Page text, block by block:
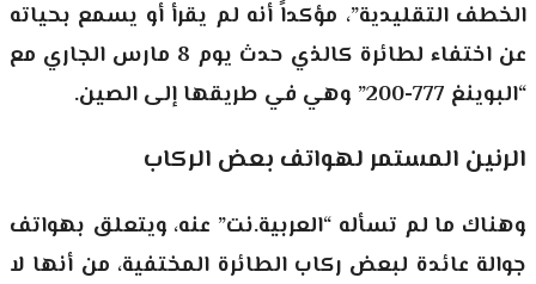
الخطف التقليدية”، مؤكداً أنه لم يقرأ أو يسمع بحياته
عن اختفاء لطائرة كالذي حدث يوم 8 مارس الجاري مع
“البوينغ 777-200” وهي في طريقها إلى الصين.
الرنين المستمر لهواتف بعض الركاب
وهناك ما لم تسأله “العربية.نت” عنه، ويتعلق بهواتف
جوالة عائدة لبعض ركاب الطائرة المختفية، من أنها لا